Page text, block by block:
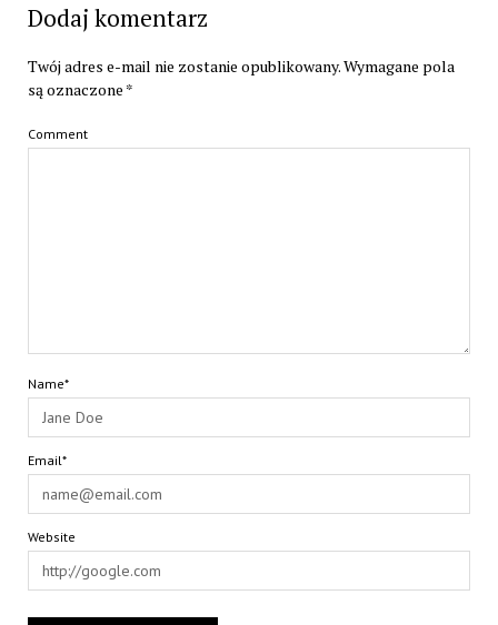
Dodaj komentarz
Twój adres e-mail nie zostanie opublikowany.Wymagane pola
są oznaczone *
Comment
Name*
Email*
Website